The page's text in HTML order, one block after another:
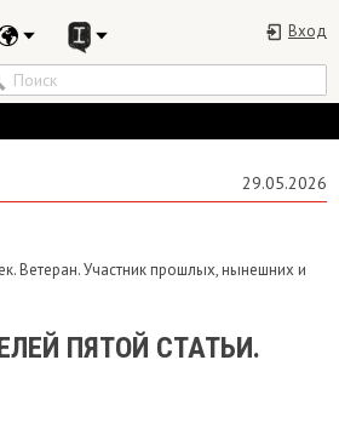
Вход
29.05.2026
Ветеран. Участник прошлых, нынешних и
ПЯТОЙ СТАТЬИ.